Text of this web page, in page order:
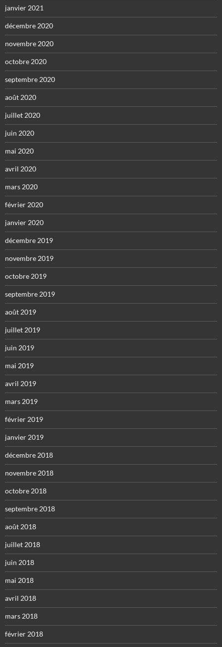
janvier 2021
décembre 2020
novembre 2020
octobre 2020
septembre 2020
août 2020
juillet 2020
juin 2020
mai 2020
avril 2020
mars 2020
février 2020
janvier 2020
décembre 2019
novembre 2019
octobre 2019
septembre 2019
août 2019
juillet 2019
juin 2019
mai 2019
avril 2019
mars 2019
février 2019
janvier 2019
décembre 2018
novembre 2018
octobre 2018
septembre 2018
août 2018
juillet 2018
juin 2018
mai 2018
avril 2018
mars 2018
février 2018